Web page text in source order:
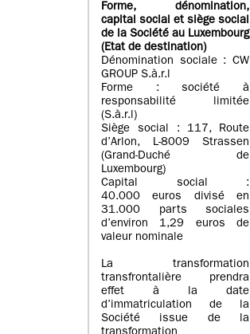
Forme, dénomination,
capital social et siège social
de la Société au Luxembourg
(Etat de destination)
Dénomination sociale : CW
GROUP S.à.r.l
Forme : société à
responsabilité limitée
(S.à.r.l)
Siège social : 117, Route
d’Arlon, L-8009 Strassen
(Grand-Duché de
Luxembourg)
Capital social :
40.000 euros divisé en
31.000 parts sociales
d’environ 1,29 euros de
valeur nominale
La transformation
transfrontalière prendra
effet à la date
d’immatriculation de la
Société issue de la